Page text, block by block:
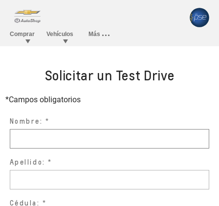
Solicitar un Test Drive
*Campos obligatorios
Nombre:
Apellido:
Cédula: